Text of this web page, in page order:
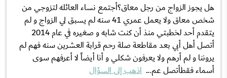
هل يجوز الزواج من رجل معاق؟أجتمع نساء العائله لتزوجي من
شخص معاق ولا يعمل عمري 41 سنه لم يسبق لي الزواج و لم
يتقدم أحد لخطبتي منذ أن كنت شابه و صغيره في عام 2014
أتصل أهل أبي بعد مقاطعة صلة رحم قرابة العشرين سنه فهم لم
يروننا و لم أرهم ولا يعرفون شكلي و أنا أيضاً لا أعرفهم سوى
أسماء فقطأتصل عم... اذهب إلى السؤال